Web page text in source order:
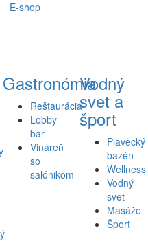
E-shop
Gastronómia
Reštaurácia
Lobby
bar
Vináreň
so
salónikom
Vodný
svet a
šport
Plavecký
bazén
Wellness
Vodný
svet
Masáže
Šport